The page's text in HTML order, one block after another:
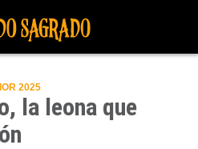
2025
la leona que